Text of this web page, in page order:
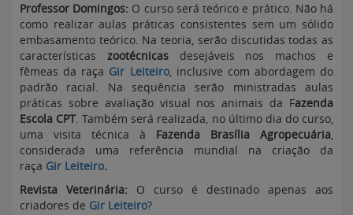
Professor Domingos: O curso será teórico e prático. Não há
como realizar aulas práticas consistentes sem um sólido
embasamento teórico. Na teoria, serão discutidas todas as
características zootécnicas
desejáveis nos machos e
fêmeas da raça Gir Leiteiro, inclusive com abordagem do
padrão racial. Na sequência serão ministradas aulas
práticas sobre avaliação visual nos animais da Fazenda
Escola CPT. Também será realizada, no último dia do curso,
uma visita técnica à Fazenda Brasília Agropecuária,
considerada uma referência mundial na criação da
raça Gir Leiteiro.
Revista Veterinária: O curso é destinado apenas aos
criadores de Gir Leiteiro?